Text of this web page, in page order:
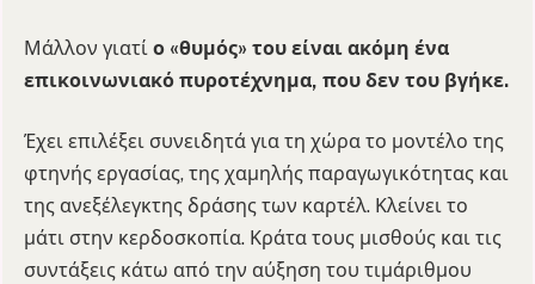
Μάλλον γιατί ο «θυμός» του είναι ακόμη ένα
επικοινωνιακό πυροτέχνημα, που δεν του βγήκε.
Έχει επιλέξει συνειδητά για τη χώρα το μοντέλο της
φτηνής εργασίας, της χαμηλής παραγωγικότητας και
της ανεξέλεγκτης δράσης των καρτέλ. Κλείνει το
μάτι στην κερδοσκοπία. Κράτα τους μισθούς και τις
συντάξεις κάτω από την αύξηση του τιμάριθμου